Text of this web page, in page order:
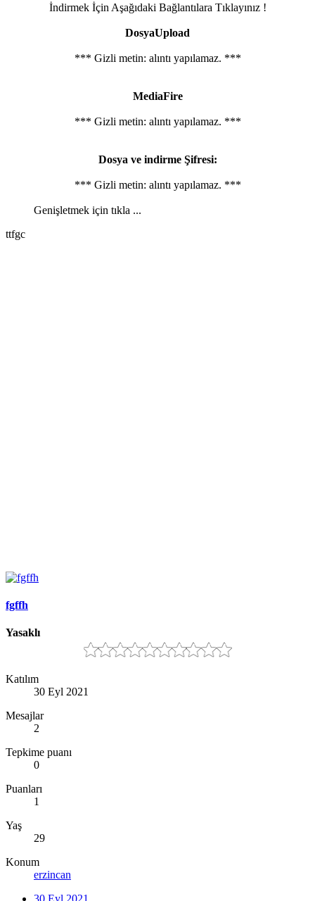
İndirmek İçin Aşağıdaki Bağlantılara Tıklayınız !
DosyaUpload
*** Gizli metin: alıntı yapılamaz. ***
MediaFire
*** Gizli metin: alıntı yapılamaz. ***
Dosya ve indirme Şifresi:
*** Gizli metin: alıntı yapılamaz. ***
Genişletmek için tıkla ...
ttfgc
fgffh
Yasaklı
Katılım
30 Eyl 2021
Mesajlar
2
Tepkime puanı
0
Puanları
1
Yaş
29
Konum
erzincan